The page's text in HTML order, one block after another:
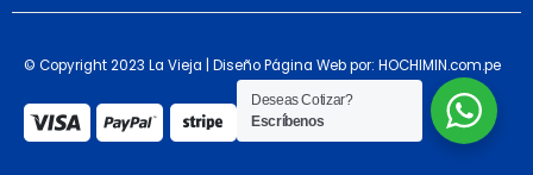
© Copyright 2023 La Vieja | Diseño Página Web por: HOCHIMIN.com.pe
Deseas Cotizar?
Escríbenos